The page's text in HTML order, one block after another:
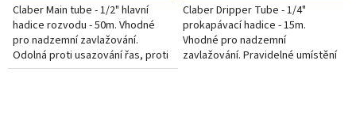
Claber Main tube - 1/2" hlavní
hadice rozvodu - 50m. Vhodné
pro nadzemní zavlažování.
Odolná proti usazování řas, proti
UV záření a nízkým teplotám.
Claber Dripper Tube - 1/4"
prokapávací hadice - 15m.
Vhodné pro nadzemní
zavlažování. Pravidelné umístění